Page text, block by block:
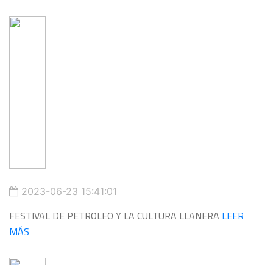
2023-06-23 15:41:01
FESTIVAL DE PETROLEO Y LA CULTURA LLANERA LEER
MÁS